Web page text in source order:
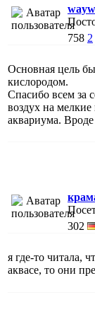
758 2
Основная цель
кислородом.
Спасибо всем за
воздух на
аквариума. Вроде
302
я где-то читала,
аквасе, то они